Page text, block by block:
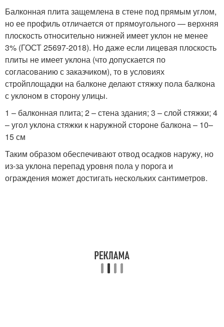
Балконная плита защемлена в стене под прямым углом,
но ее профиль отличается от прямоугольного — верхняя
плоскость относительно нижней имеет уклон не менее
3% (ГОСТ 25697-2018). Но даже если лицевая плоскость
плиты не имеет уклона (что допускается по
согласованию с заказчиком), то в условиях
стройплощадки на балконе делают стяжку пола балкона
с уклоном в сторону улицы.
1 – балконная плита; 2 – стена здания; 3 – слой стяжки; 4
– угол уклона стяжки к наружной стороне балкона – 10–
15 см
Таким образом обеспечивают отвод осадков наружу, но
из-за уклона перепад уровня пола у порога и
ограждения может достигать нескольких сантиметров.